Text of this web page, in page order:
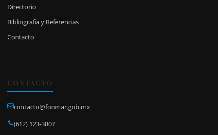
Directorio
Bibliografía y Referencias
Contacto
CONTACTO
contacto@fonmar.gob.mx
(612) 123-3807